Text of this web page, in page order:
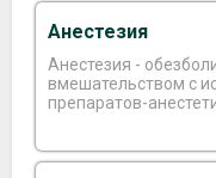
Анестезия
Анестезия -
вмешательством с
препаратов-